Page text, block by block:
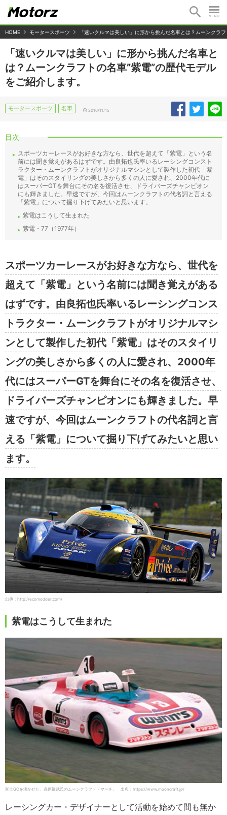
HOME モータースポーツ 「速いクルマは美しい」に形から挑んだ名車とは？ムーンクラ
「速いクルマは美しい」に形から挑んだ名車と
は？ムーンクラフトの名車”紫電”の歴代モデル
をご紹介します。
モータースポーツ 名車 2016/11/15
目次
スポーツカーレースがお好きな方なら、世代を超えて「紫電」という名
前には聞き覚えがあるはずです。由良拓也氏率いるレーシングコンスト
ラクター・ムーンクラフトがオリジナルマシンとして製作した初代「紫
電」はそのスタイリングの美しさから多くの人に愛され、2000年代に
はスーパーGTを舞台にその名を復活させ、ドライバーズチャンピオン
にも輝きました。早速ですが、今回はムーンクラフトの代名詞と言える
「紫電」について掘り下げてみたいと思います。
紫電はこうして生まれた
紫電・77（1977年）
スポーツカーレースがお好きな方なら、世代を
超えて「紫電」という名前には聞き覚えがある
はずです。由良拓也氏率いるレーシングコンス
トラクター・ムーンクラフトがオリジナルマシ
ンとして製作した初代「紫電」はそのスタイリ
ングの美しさから多くの人に愛され、2000年
代にはスーパーGTを舞台にその名を復活させ、
ドライバーズチャンピオンにも輝きました。早
速ですが、今回はムーンクラフトの代名詞と言
える「紫電」について掘り下げてみたいと思い
ます。
出典：http://ecomodder.com/
紫電はこうして生まれた
富士GCを沸かせた、高原敬武氏のムーンクラフト・マーチ。 出典：https://www.mooncraft.jp/
レーシングカー・デザイナーとして活動を始めて間も無か